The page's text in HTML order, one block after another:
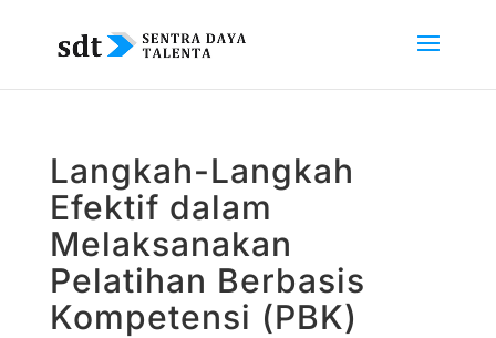
Langkah-Langkah
Efektif dalam
Melaksanakan
Pelatihan Berbasis
Kompetensi (PBK)